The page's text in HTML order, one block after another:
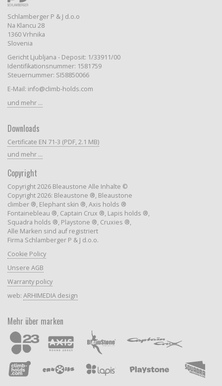
Schlamberger P & J d.o.o
Na Klancu 28
1360 Vrhnika
Slovenia
Gericht Ljubljana - Deposit: 1/33911/00
Identifikationsnummer: 1581759
Steuernummer: SI58850066
E-Mail: info@climb-holds.com
und mehr ...
Downloads
Certificate EN 71-3 (PDF, 2.1 MB)
und mehr ...
Copyright
Copyright 2026 Bleaustone Alle Inhalte ©
Copyright 2026: Bleaustone ®, Bleaustone
climber ®, Elephant skin ®, Axis holds ®
Fontainebleau ®, Captain Crux ®, Lapis holds ®,
Squadra holds ®, Playstone ®, Cruxies ®,
Alle Marken sind auf registriert
Firma Schlamberger P & J d.o.o.
Cookie Policy
Unsere AGB
Warranty policy
web: ARHIMEDIA design
Mehr über marken